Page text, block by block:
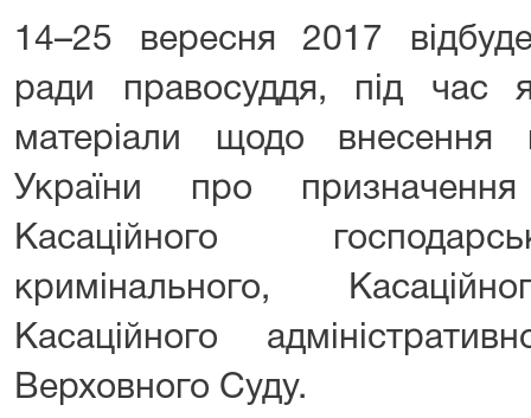
14–25 вересня 2017
ради правосуддя, під час
матеріали щодо внесення
України про
Касаційного
кримінального,
Касаційного
Верховного Суду.